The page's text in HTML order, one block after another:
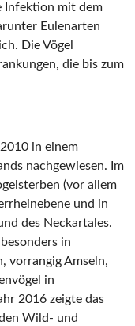
Infektion mit dem
Eulenarten
Die Vögel
die bis zum
in einem
nachgewiesen. Im
(vor allem
und in
des Neckartales.
in
vorrangig Amseln,
in
2016 zeigte das
Wild- und